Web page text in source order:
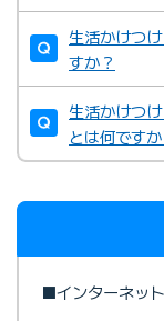
生活かけつ
すか？
生活かけつ
とは何ですか
■インターネッ